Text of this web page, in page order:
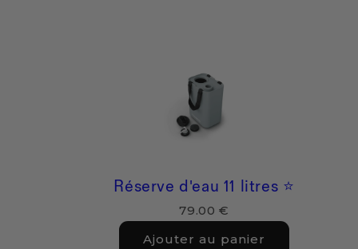
Réserve d'eau 11 litres ⭐️
79.00 €
Ajouter au panier